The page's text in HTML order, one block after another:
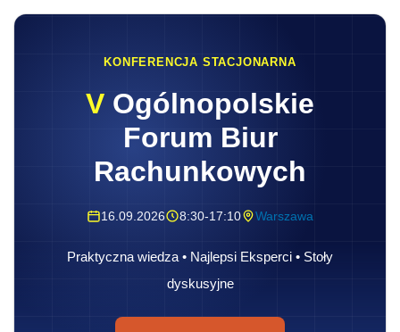
KONFERENCJA STACJONARNA
V Ogólnopolskie
Forum Biur
Rachunkowych
16.09.2026 8:30-17:10 Warszawa
Praktyczna wiedza • Najlepsi Eksperci • Stoły
dyskusyjne